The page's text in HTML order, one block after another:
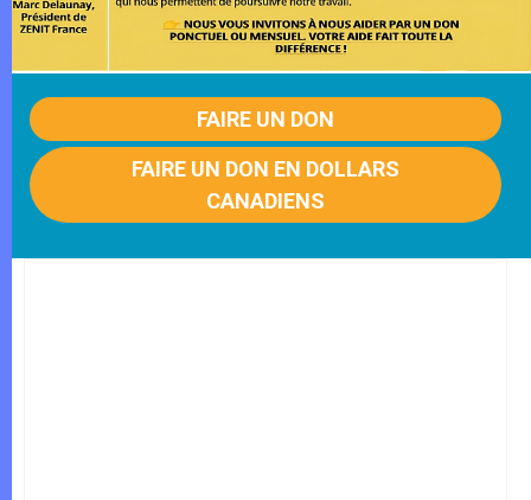
FAIRE UN DON
FAIRE UN DON EN DOLLARS
CANADIENS